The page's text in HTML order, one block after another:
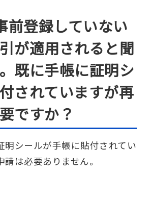
前登録していない
が適用されると聞
既に手帳に証明シ
されていますが再
ですか？
明シールが手帳に貼付されてい
は必要ありません。